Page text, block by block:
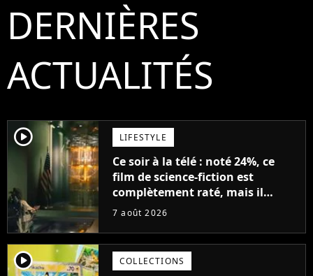
DERNIÈRES
ACTUALITÉS
player2 LIFESTYLE
Ce soir à la télé : noté 24%, ce
film de science-fiction est
complètement raté, mais il
aurait pu être encore pire à
7 août 2026
player2 COLLECTIONS